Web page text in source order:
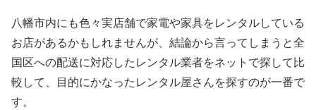
八幡市内にも色々実店舗で家電や家具をレンタルしている
お店があるかもしれませんが、結論から言ってしまうと全
国区への配送に対応したレンタル業者をネットで探して比
較して、目的にかなったレンタル屋さんを探すのが一番で
す。